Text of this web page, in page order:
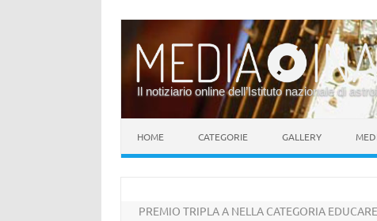
Il notiziario online dell’Istituto nazionale di
HOME CATEGORIE GALLERY
PREMIO TRIPLA A NELLA CATEGORIA